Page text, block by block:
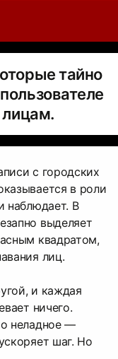
тайно
лицам.
с городских
в роли
наблюдает. В
выделяет
квадратом,
лиц.
и каждая
ничего.
неладное —
шаг. Но